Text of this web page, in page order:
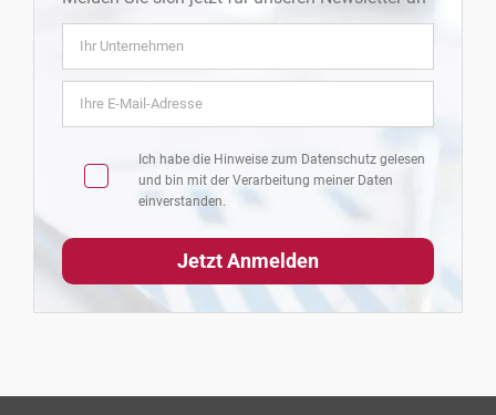
Ich habe die Hinweise zum Datenschutz gelesen
und bin mit der Verarbeitung meiner Daten
einverstanden.